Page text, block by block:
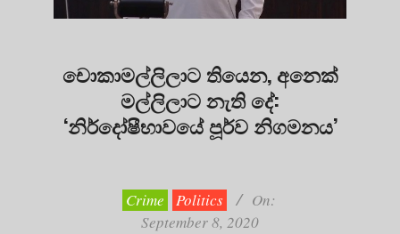
චොකාමල්ලිලාට තියෙන, අනෙක්
මල්ලිලාට නැති දේ:
‘නිර්දෝෂීභාවයේ පූර්ව නිගමනය’
Crime Politics
On:
September 8, 2020